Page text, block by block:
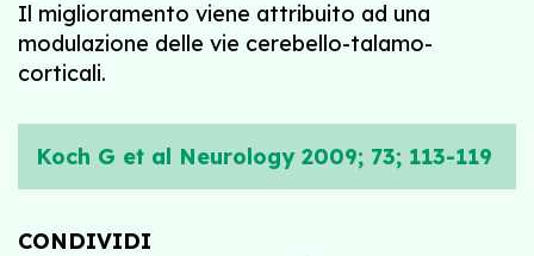
Il miglioramento viene attribuito ad una
modulazione delle vie cerebello-talamo-
corticali.
Koch G et al Neurology 2009; 73; 113-119
CONDIVIDI